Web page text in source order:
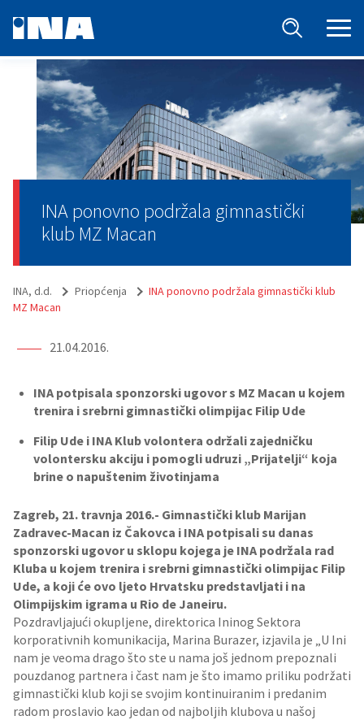
INA ponovno podržala gimnastički
klub MZ Macan
INA, d.d. Priopćenja
INA ponovno podržala gimnastički klub
MZ Macan
21.04.2016.
INA potpisala sponzorski ugovor s MZ Macan u kojem
trenira i srebrni gimnastički olimpijac Filip Ude
Filip Ude i INA Klub volontera održali zajedničku
volontersku akciju i pomogli udruzi „Prijatelji“ koja
brine o napuštenim životinjama
Zagreb, 21. travnja 2016.- Gimnastički klub Marijan
Zadravec-Macan iz Čakovca i INA potpisali su danas
sponzorski ugovor u sklopu kojega je INA podržala rad
Kluba u kojem trenira i srebrni gimnastički olimpijac Filip
Ude, a koji će ovo ljeto Hrvatsku predstavljati i na
Olimpijskim igrama u Rio de Janeiru.
Pozdravljajući okupljene, direktorica Ininog Sektora
korporativnih komunikacija, Marina Burazer, izjavila je „U Ini
nam je veoma drago što ste u nama još jednom prepoznali
pouzdanog partnera i čast nam je što imamo priliku podržati
gimnastički klub koji se svojim kontinuiranim i predanim
radom proslavio kao jedan od najboljih klubova u našoj